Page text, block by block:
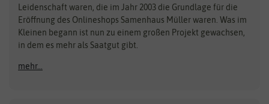
Kataloge
Schnäppchen
Anzucht & Gartenzubehör
Anzuchtschalen
Blumicorn
Bûten Birds
Fertil
Flora Elite
Leidenschaft waren, die im Jahr 2003 die Grundlage für die
Eröffnung des Onlineshops Samenhaus Müller waren. Was im
Kleinen begann ist nun zu einem großen Projekt gewachsen,
in dem es mehr als Saatgut gibt.
mehr...